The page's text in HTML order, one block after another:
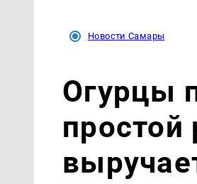
Новости Самары
Огурцы
простой